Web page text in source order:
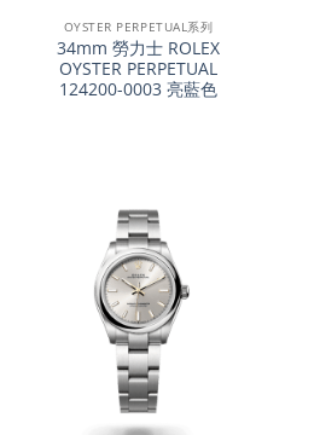
OYSTER PERPETUAL系列
34mm 勞力士 ROLEX
OYSTER PERPETUAL
124200-0003 亮藍色